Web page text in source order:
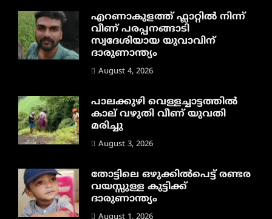
എറണാകുളത്ത് ഫ്ലാറ്റിൽ നിന്ന്
വീണ് പരപ്പനങ്ങാടി
സ്വദേശിയായ യുവാവിന്
ദാരുണാന്ത്യം
August 4, 2026
പാലക്കുഴി വെള്ളച്ചാട്ടത്തില്‍
കാല് വഴുതി വീണ് യുവതി
മരിച്ചു
August 3, 2026
തോട്ടിലെ ഒഴുക്കിൽപെട്ട് രണ്ടര
വയസ്സുള്ള കുട്ടിക്ക്
ദാരുണാന്ത്യം
August 1, 2026